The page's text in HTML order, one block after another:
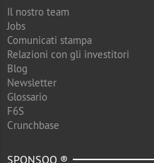
Il nostro team
Jobs
Comunicati stampa
Relazioni con gli investitori
Blog
Newsletter
Glossario
F6S
Crunchbase
SPONSOO ®